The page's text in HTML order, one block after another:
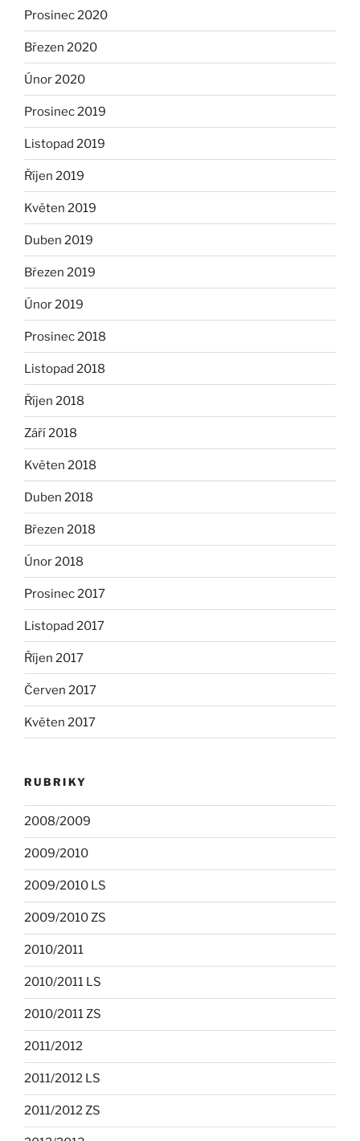
Prosinec 2020
Březen 2020
Únor 2020
Prosinec 2019
Listopad 2019
Říjen 2019
Květen 2019
Duben 2019
Březen 2019
Únor 2019
Prosinec 2018
Listopad 2018
Říjen 2018
Září 2018
Květen 2018
Duben 2018
Březen 2018
Únor 2018
Prosinec 2017
Listopad 2017
Říjen 2017
Červen 2017
Květen 2017
RUBRIKY
2008/2009
2009/2010
2009/2010 LS
2009/2010 ZS
2010/2011
2010/2011 LS
2010/2011 ZS
2011/2012
2011/2012 LS
2011/2012 ZS